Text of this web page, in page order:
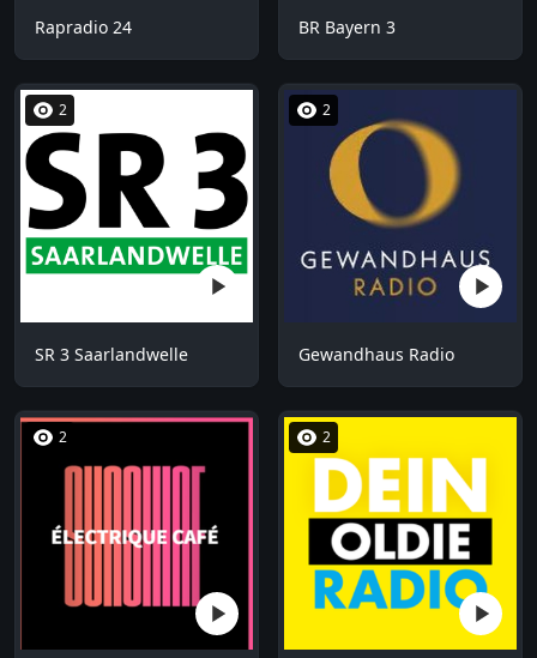
Rapradio 24 BR Bayern 3
2
SR 3 Saarlandwelle
2
Gewandhaus Radio
2 2